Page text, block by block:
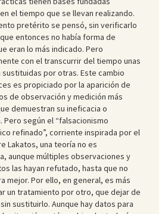
el tiempo que se llevan realizando.
pretérito se pensó, sin verificarlo
entonces no había forma de
eran lo más indicado. Pero
con el transcurrir del tiempo unas
por otras. Este cambio
es propiciado por la aparición de
de observación y medición más
demuestran su ineficacia o
Pero según el “falsacionismo
refinado”, corriente inspirada por el
Lakatos, una teoría no es
aunque múltiples observaciones y
las hayan refutado, hasta que no
mejor. Por ello, en general, es más
un tratamiento por otro, que dejar de
sustituirlo. Aunque hay datos para